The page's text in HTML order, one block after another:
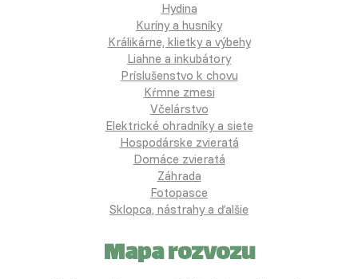
Hydina
Kuríny a husníky
Králikárne, klietky a výbehy
Liahne a inkubátory
Príslušenstvo k chovu
Kŕmne zmesi
Včelárstvo
Elektrické ohradníky a siete
Hospodárske zvieratá
Domáce zvieratá
Záhrada
Fotopasce
Sklopca, nástrahy a ďalšie
Mapa rozvozu